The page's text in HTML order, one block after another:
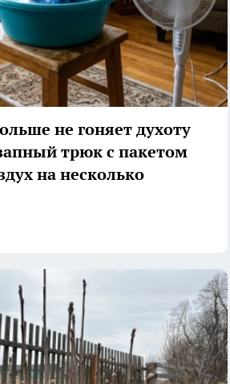
не гоняет духоту
трюк с пакетом
на несколько